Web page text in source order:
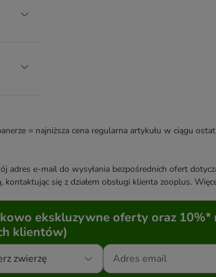
= najniższa cena regularna artykułu w ciągu
adres e-mail do wysyłania bezpośrednich ofert
się z działem obsługi klienta zooplus.
ekskluzywne oferty oraz
klientów)
zwierzę